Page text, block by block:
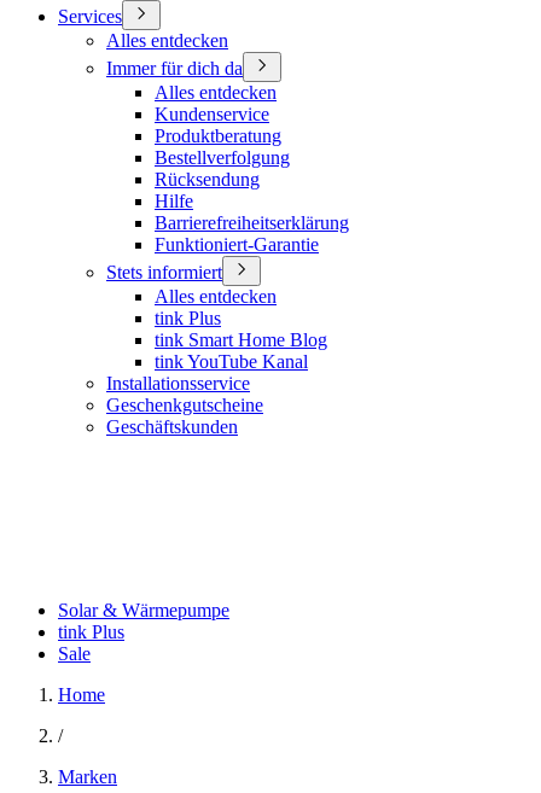
Services
Alles entdecken
Immer für dich da
Alles entdecken
Kundenservice
Produktberatung
Bestellverfolgung
Rücksendung
Hilfe
Barrierefreiheitserklärung
Funktioniert-Garantie
Stets informiert
Alles entdecken
tink Plus
tink Smart Home Blog
tink YouTube Kanal
Installationsservice
Geschenkgutscheine
Geschäftskunden
Solar & Wärmepumpe
tink Plus
Sale
Home
/
Marken